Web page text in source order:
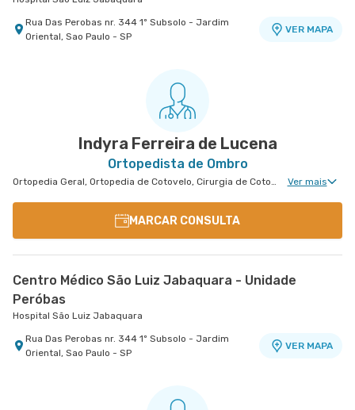
Rua Das Perobas nr. 344 1º Subsolo - Jardim
Oriental, Sao Paulo - SP
VER MAPA
Indyra Ferreira de Lucena
Ortopedista de Ombro
Ortopedia Geral, Ortopedia de Cotovelo, Cirurgia de Cotovelo, Cirurgia de Ombro Ver mais
MARCAR CONSULTA
Centro Médico São Luiz Jabaquara - Unidade
Peróbas
Hospital São Luiz Jabaquara
Rua Das Perobas nr. 344 1º Subsolo - Jardim
Oriental, Sao Paulo - SP
VER MAPA